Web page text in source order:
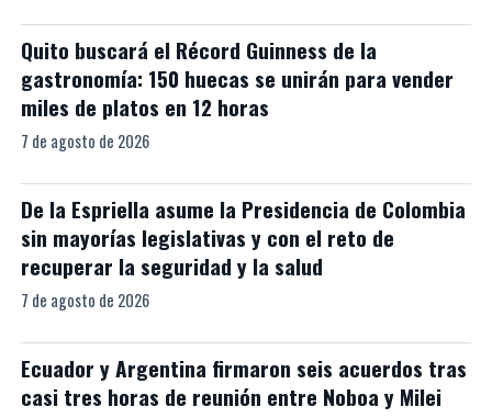
Quito buscará el Récord Guinness de la
gastronomía: 150 huecas se unirán para vender
miles de platos en 12 horas
7 de agosto de 2026
De la Espriella asume la Presidencia de Colombia
sin mayorías legislativas y con el reto de
recuperar la seguridad y la salud
7 de agosto de 2026
Ecuador y Argentina firmaron seis acuerdos tras
casi tres horas de reunión entre Noboa y Milei